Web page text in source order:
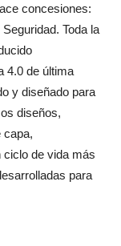
concesiones:
Toda la
4.0 de última
y diseñado para
diseños,
capa,
ciclo de vida más
para